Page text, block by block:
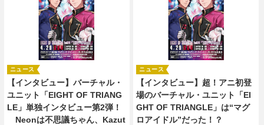
【インタビュー】バーチャル・
ユニット「EIGHT OF TRIANG
LE」単独インタビュー第2弾！
Neonは不思議ちゃん、Kazut
ニュース
【インタビュー】超！アニ初登
場のバーチャル・ユニット「EI
GHT OF TRIANGLE」は“マグ
ロアイドル”だった！？
ニュース